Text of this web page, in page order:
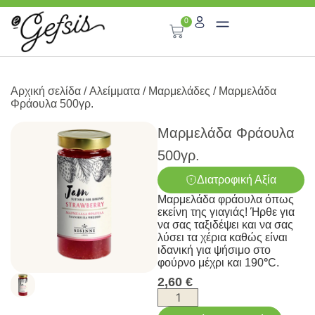
0
Αρχική σελίδα /Αλείμματα / Μαρμελάδες / Μαρμελάδα
Φράουλα 500γρ.
Μαρμελάδα Φράουλα
500γρ.
Διατροφική Αξία
Μαρμελάδα φράουλα όπως
εκείνη της γιαγιάς! Ήρθε για
να σας ταξιδέψει και να σας
λύσει τα χέρια καθώς είναι
ιδανική για ψήσιμο στο
φούρνο μέχρι και 190°C.
2,60 €